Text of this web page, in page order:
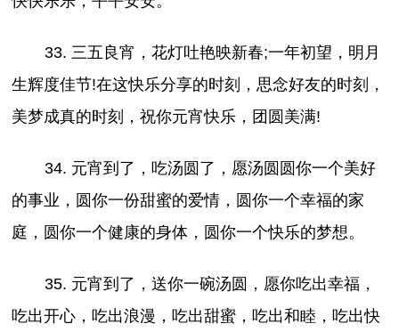
33. 三五良宵，花灯吐艳映新春;一年初望，明月
生辉度佳节!在这快乐分享的时刻，思念好友的时刻，
美梦成真的时刻，祝你元宵快乐，团圆美满!
34. 元宵到了，吃汤圆了，愿汤圆圆你一个美好
的事业，圆你一份甜蜜的爱情，圆你一个幸福的家
庭，圆你一个健康的身体，圆你一个快乐的梦想。
35. 元宵到了，送你一碗汤圆，愿你吃出幸福，
吃出开心，吃出浪漫，吃出甜蜜，吃出和睦，吃出快